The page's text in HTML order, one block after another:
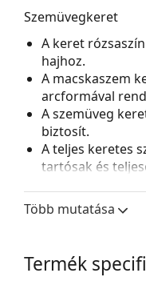
Szemüvegkeret
A keret
hajhoz.
A macskaszem
arcformával
A szemüveg
biztosít.
A teljes keretes
tartósak és
Kiegészítők
A mellékelt
szövetzsák is
Több mutatása
Termék